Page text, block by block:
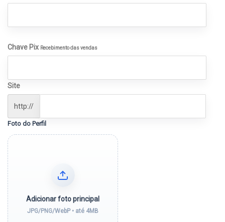
Chave Pix Recebimento das vendas
Site
http://
Foto do Perfil
Adicionar foto principal
JPG/PNG/WebP • até 4MB